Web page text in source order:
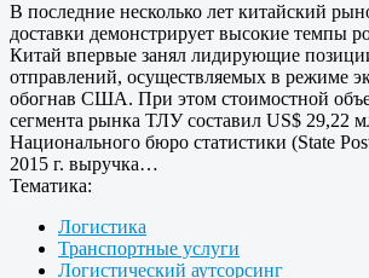
В последние несколько лет китайский
доставки демонстрирует высокие темпы
Китай впервые занял лидирующие
отправлений, осуществляемых в режиме
обогнав США. При этом стоимостной
сегмента рынка ТЛУ составил US$ 29,22
Национального бюро статистики (State
2015 г. выручка…
Тематика:
Логистика
Транспортные услуги
Логистический аутсорсинг